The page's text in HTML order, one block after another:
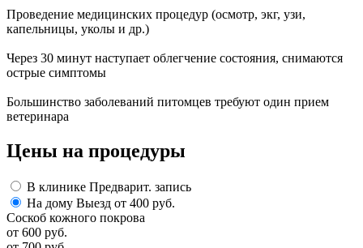
Проведение медицинских процедур (осмотр, экг, узи,
капельницы, уколы и др.)
Через 30 минут наступает облегчение состояния, снимаются
острые симптомы
Большинство заболеваний питомцев требуют один прием
ветеринара
Цены на процедуры
В клинике Предварит. запись
На дому Выезд от 400 руб.
Соскоб кожного покрова
от 600 руб.